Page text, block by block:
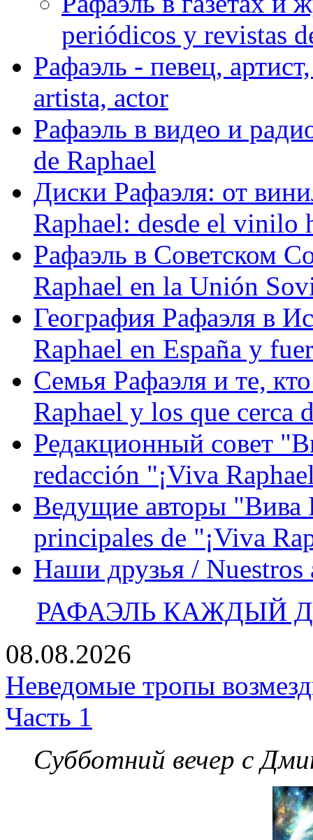
periódicos y revistas
Рафаэль - певец,
artista, actor
Рафаэль в видео и
de Raphael
Диски Рафаэля: от
Raphael: desde el vinilo
Рафаэль в Советском
Raphael en la Unión
География Рафаэля в
Raphael en España y
Семья Рафаэля и те,
Raphael y los que cerca
Редакционный совет
redacción "¡Viva
Ведущие авторы "Вива
principales de "¡Viva
Наши друзья / Nuestros
РАФАЭЛЬ КАЖДЫЙ
08.08.2026
Неведомые тропы
Часть 1
Субботний вечер с